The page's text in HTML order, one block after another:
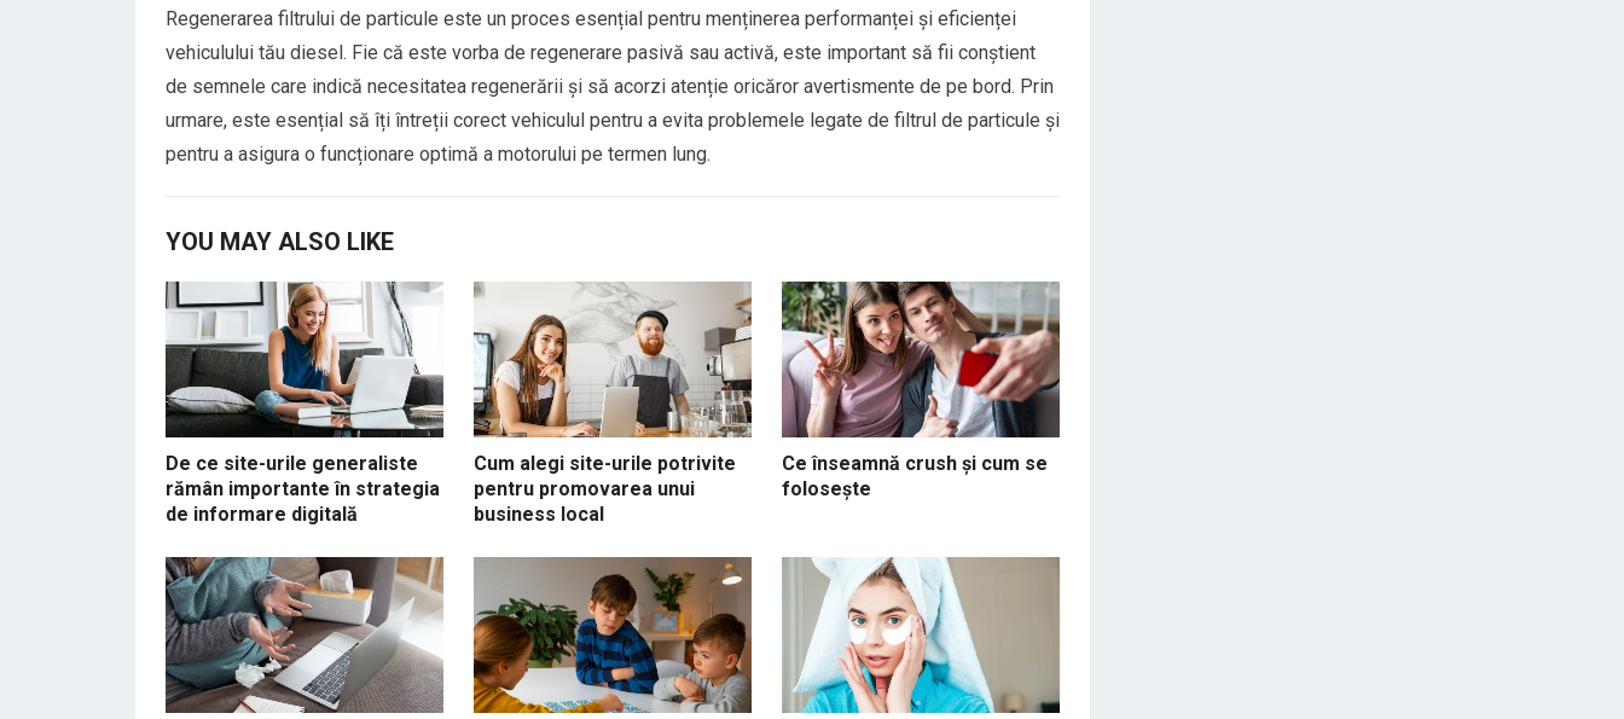
Regenerarea filtrului de particule este un proces esențial pentru menținerea performanței și eficienței
vehiculului tău diesel. Fie că este vorba de regenerare pasivă sau activă, este important să fii conștient
de semnele care indică necesitatea regenerării și să acorzi atenție oricăror avertismente de pe bord. Prin
urmare, este esențial să îți întreții corect vehiculul pentru a evita problemele legate de filtrul de particule și
pentru a asigura o funcționare optimă a motorului pe termen lung.
YOU MAY ALSO LIKE
De ce site-urile generaliste
rămân importante în strategia
de informare digitală
Cum alegi site-urile potrivite
pentru promovarea unui
business local
Ce înseamnă crush și cum se
folosește